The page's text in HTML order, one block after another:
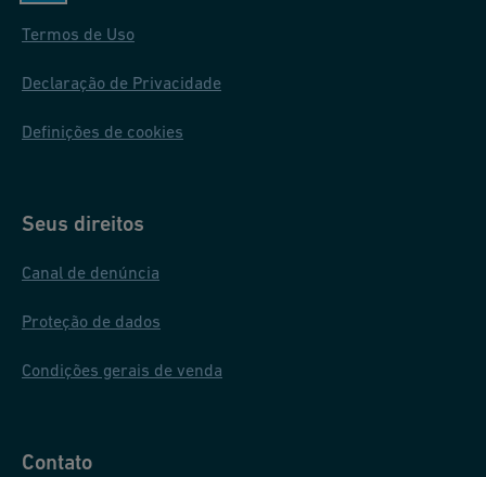
Termos de Uso
Declaração de Privacidade
Definições de cookies
Seus direitos
Canal de denúncia
Proteção de dados
Condições gerais de venda
Contato